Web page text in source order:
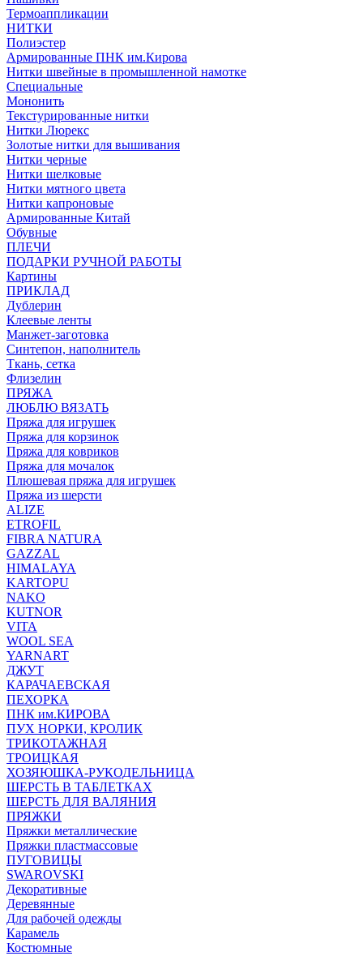
Термоаппликации
НИТКИ
Полиэстер
Армированные ПНК им.Кирова
Нитки швейные в промышленной намотке
Специальные
Мононить
Текстурированные нитки
Нитки Люрекс
Золотые нитки для вышивания
Нитки черные
Нитки шелковые
Нитки мятного цвета
Нитки капроновые
Армированные Китай
Обувные
ПЛЕЧИ
ПОДАРКИ РУЧНОЙ РАБОТЫ
Картины
ПРИКЛАД
Дублерин
Клеевые ленты
Манжет-заготовка
Синтепон, наполнитель
Ткань, сетка
Флизелин
ПРЯЖА
ЛЮБЛЮ ВЯЗАТЬ
Пряжа для игрушек
Пряжа для корзинок
Пряжа для ковриков
Пряжа для мочалок
Плюшевая пряжа для игрушек
Пряжа из шерсти
ALIZE
ETROFIL
FIBRA NATURA
GAZZAL
HIMALAYA
KARTOPU
NAKO
KUTNOR
VITA
WOOL SEA
YARNART
ДЖУТ
КАРАЧАЕВСКАЯ
ПЕХОРКА
ПНК им.КИРОВА
ПУХ НОРКИ, КРОЛИК
ТРИКОТАЖНАЯ
ТРОИЦКАЯ
ХОЗЯЮШКА-РУКОДЕЛЬНИЦА
ШЕРСТЬ В ТАБЛЕТКАХ
ШЕРСТЬ ДЛЯ ВАЛЯНИЯ
ПРЯЖКИ
Пряжки металлические
Пряжки пластмассовые
ПУГОВИЦЫ
SWAROVSKI
Декоративные
Деревянные
Для рабочей одежды
Карамель
Костюмные